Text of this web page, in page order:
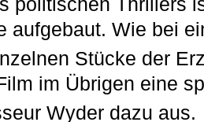
politischen Thrillers
aufgebaut. Wie bei
Stücke der
im Übrigen eine
Wyder dazu aus.